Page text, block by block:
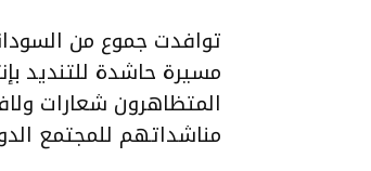
توافدت جموع من
مسيرة حاشدة للتنديد
المتظاهرون شعارات
مناشداتهم للمجتمع